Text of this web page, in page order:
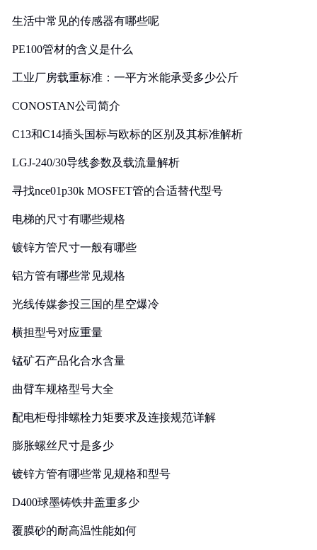
生活中常见的传感器有哪些呢
PE100管材的含义是什么
工业厂房载重标准：一平方米能承受多少公斤
CONOSTAN公司简介
C13和C14插头国标与欧标的区别及其标准解析
LGJ-240/30导线参数及载流量解析
寻找nce01p30k MOSFET管的合适替代型号
电梯的尺寸有哪些规格
镀锌方管尺寸一般有哪些
铝方管有哪些常见规格
光线传媒参投三国的星空爆冷
横担型号对应重量
锰矿石产品化合水含量
曲臂车规格型号大全
配电柜母排螺栓力矩要求及连接规范详解
膨胀螺丝尺寸是多少
镀锌方管有哪些常见规格和型号
D400球墨铸铁井盖重多少
覆膜砂的耐高温性能如何